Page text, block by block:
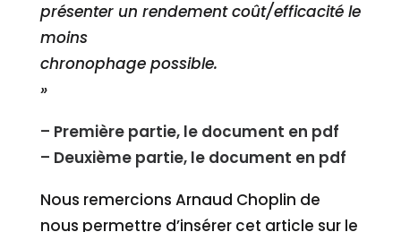
présenter un rendement coût/efficacité le
moins
chronophage possible.
»
– Première partie, le document en pdf
– Deuxième partie, le document en pdf
Nous remercions Arnaud Choplin de
nous permettre d’insérer cet article sur le